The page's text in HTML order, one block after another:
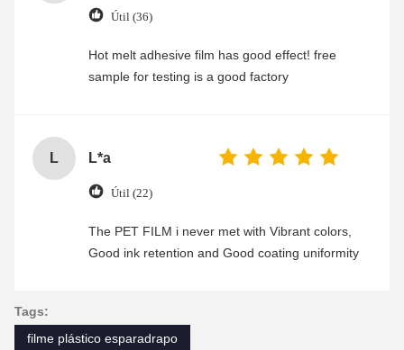
Útil (36)
Hot melt adhesive film has good effect! free
sample for testing is a good factory
L L*a
Útil (22)
The PET FILM i never met with Vibrant colors,
Good ink retention and Good coating uniformity
Tags:
filme plástico esparadrapo